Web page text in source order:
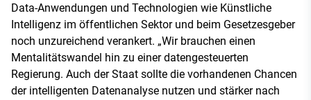
Data-Anwendungen und Technologien wie Künstliche
Intelligenz im öffentlichen Sektor und beim Gesetzesgeber
noch unzureichend verankert. „Wir brauchen einen
Mentalitätswandel hin zu einer datengesteuerten
Regierung. Auch der Staat sollte die vorhandenen Chancen
der intelligenten Datenanalyse nutzen und stärker nach